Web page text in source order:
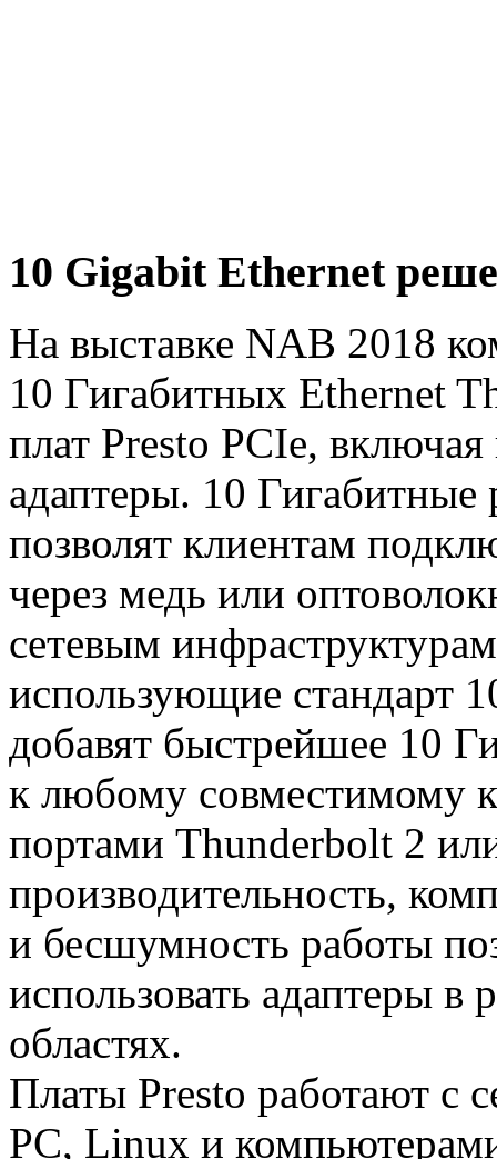
10 Gigabit Ethernet
На выставке NAB 2018
10 Гигабитных Ethernet
плат Presto PCIe,
адаптеры. 10
позволят клиентам
через медь или
сетевым
использующие стандарт
добавят быстрейшее 10
к любому совместимому
портами Thunderbolt 2
производительность,
и бесшумность работы
использовать адаптеры в
областях.
Платы Presto работают с
PС, Linux и